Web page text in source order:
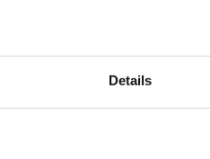
Details
and trailers